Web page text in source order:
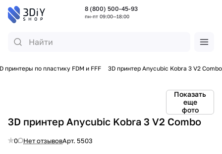
8 (800) 500-45-93
пн-пт 09:00—18:00
принтеры по пластику FDM и FFF 3D принтер Anycubic Kobra 3 V2 Combo
Показать
еще
фото
3D принтер Anycubic Kobra 3 V2 Combo
0 Нет отзывовАрт. 5503